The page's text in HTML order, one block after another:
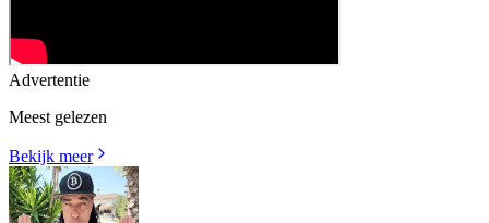
Advertentie
Meest gelezen
Bekijk meer